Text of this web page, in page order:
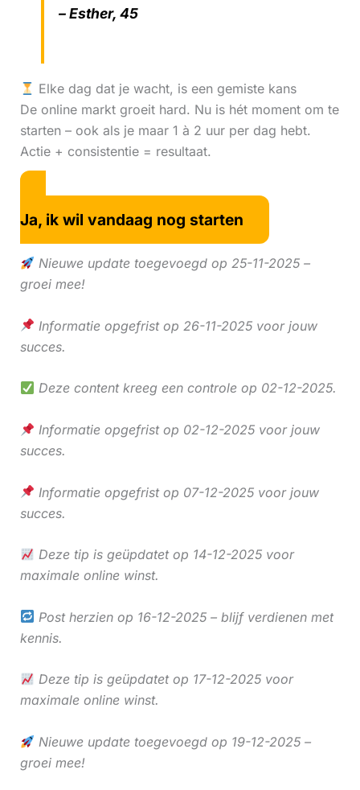
– Esther, 45
Elke dag dat je wacht, is een gemiste kans
De online markt groeit hard. Nu is hét moment om te
starten – ook als je maar 1 à 2 uur per dag hebt.
Actie + consistentie = resultaat.
Ja, ik wil vandaag nog starten
Nieuwe update toegevoegd op 25-11-2025 –
groei mee!
Informatie opgefrist op 26-11-2025 voor jouw
succes.
Deze content kreeg een controle op 02-12-2025.
Informatie opgefrist op 02-12-2025 voor jouw
succes.
Informatie opgefrist op 07-12-2025 voor jouw
succes.
Deze tip is geüpdatet op 14-12-2025 voor
maximale online winst.
Post herzien op 16-12-2025 – blijf verdienen met
kennis.
Deze tip is geüpdatet op 17-12-2025 voor
maximale online winst.
Nieuwe update toegevoegd op 19-12-2025 –
groei mee!